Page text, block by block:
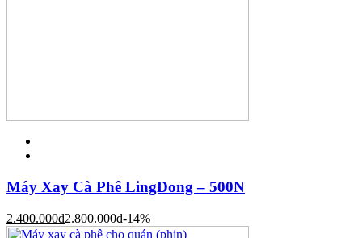
Máy Xay Cà Phê LingDong – 500N
2.400.000đ2.800.000đ-14%